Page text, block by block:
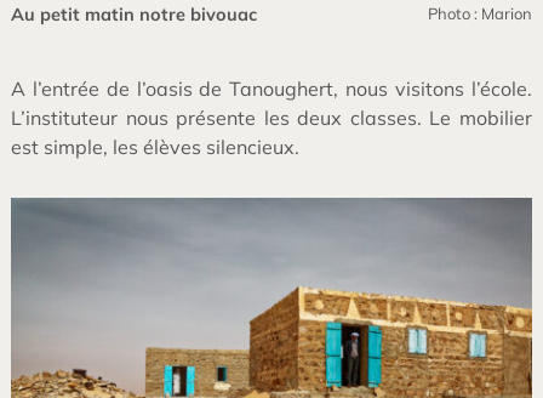
Au petit matin notre bivouac Photo : Marion
A l’entrée de l’oasis de Tanoughert, nous visitons l’école.
L’instituteur nous présente les deux classes. Le mobilier
est simple, les élèves silencieux.